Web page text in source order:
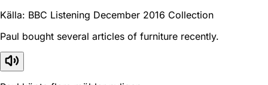
Källa: BBC Listening December 2016 Collection
Paul bought several articles of furniture recently.